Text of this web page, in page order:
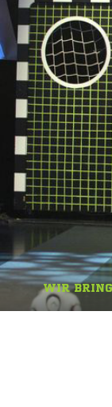
WIR